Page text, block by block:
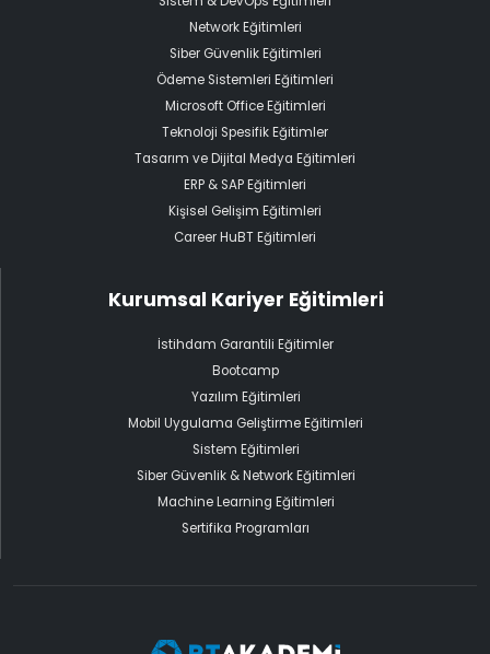
Network Eğitimleri
Siber Güvenlik Eğitimleri
Ödeme Sistemleri Eğitimleri
Microsoft Office Eğitimleri
Teknoloji Spesifik Eğitimler
Tasarım ve Dijital Medya Eğitimleri
ERP & SAP Eğitimleri
Kişisel Gelişim Eğitimleri
Career HuBT Eğitimleri
Kurumsal Kariyer Eğitimleri
İstihdam Garantili Eğitimler
Bootcamp
Yazılım Eğitimleri
Mobil Uygulama Geliştirme Eğitimleri
Sistem Eğitimleri
Siber Güvenlik & Network Eğitimleri
Machine Learning Eğitimleri
Sertifika Programları